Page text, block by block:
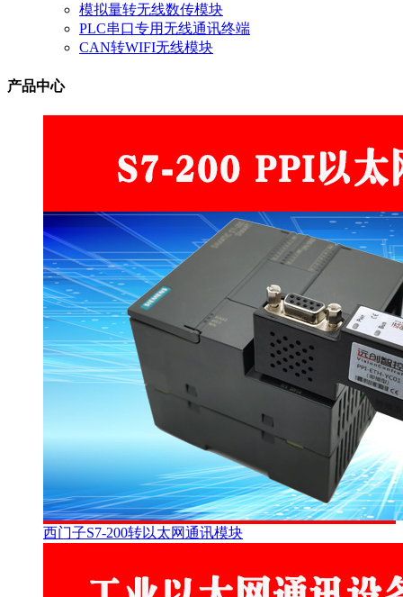
模拟量转无线数传模块
PLC串口专用无线通讯终端
CAN转WIFI无线模块
产品中心
西门子S7-200转以太网通讯模块